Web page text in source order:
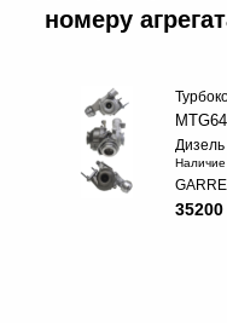
номеру
Дизель